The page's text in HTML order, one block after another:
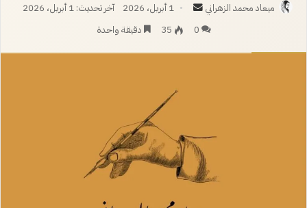
ميعاد محمد الزهراني
أرسل
بريدا
1 أبريل، 2026
آخر تحديث: 1 أبريل، 2026
0
35 دقيقة واحدة